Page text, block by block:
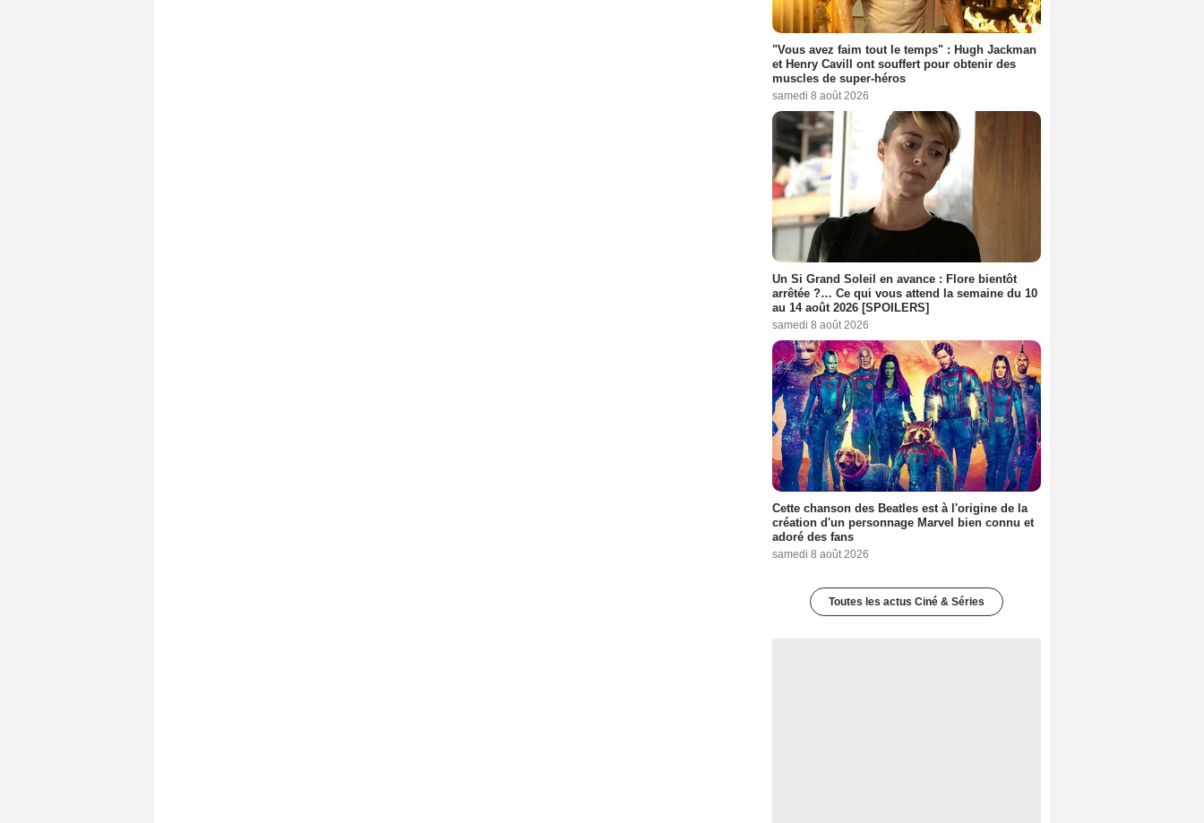
"Vous avez faim tout le temps" : Hugh Jackman
et Henry Cavill ont souffert pour obtenir des
muscles de super-héros
samedi 8 août 2026
Un Si Grand Soleil en avance : Flore bientôt
arrêtée ?… Ce qui vous attend la semaine du 10
au 14 août 2026 [SPOILERS]
samedi 8 août 2026
Cette chanson des Beatles est à l'origine de la
création d'un personnage Marvel bien connu et
adoré des fans
samedi 8 août 2026
Toutes les actus Ciné & Séries